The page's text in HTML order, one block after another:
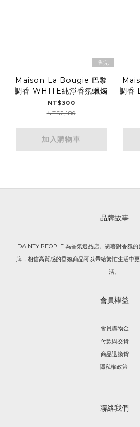
售完
Maison La Bougie 巴黎
調香 WHITE純淨香氛蠟燭
NT$300
NT$2,180
加入購物車
調香
品牌故事
DAINTY PEOPLE 為香氛選品店。憑著對香氛
牌，相信高質感的香氛商品可以帶給繁忙生活中
活。
會員權益
會員購物金
付款與交貨
商品退換貨
隱私權政策
聯絡我們